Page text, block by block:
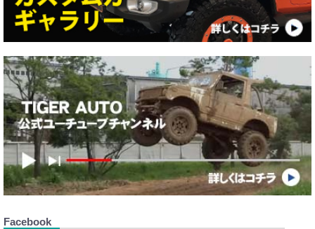
Facebook